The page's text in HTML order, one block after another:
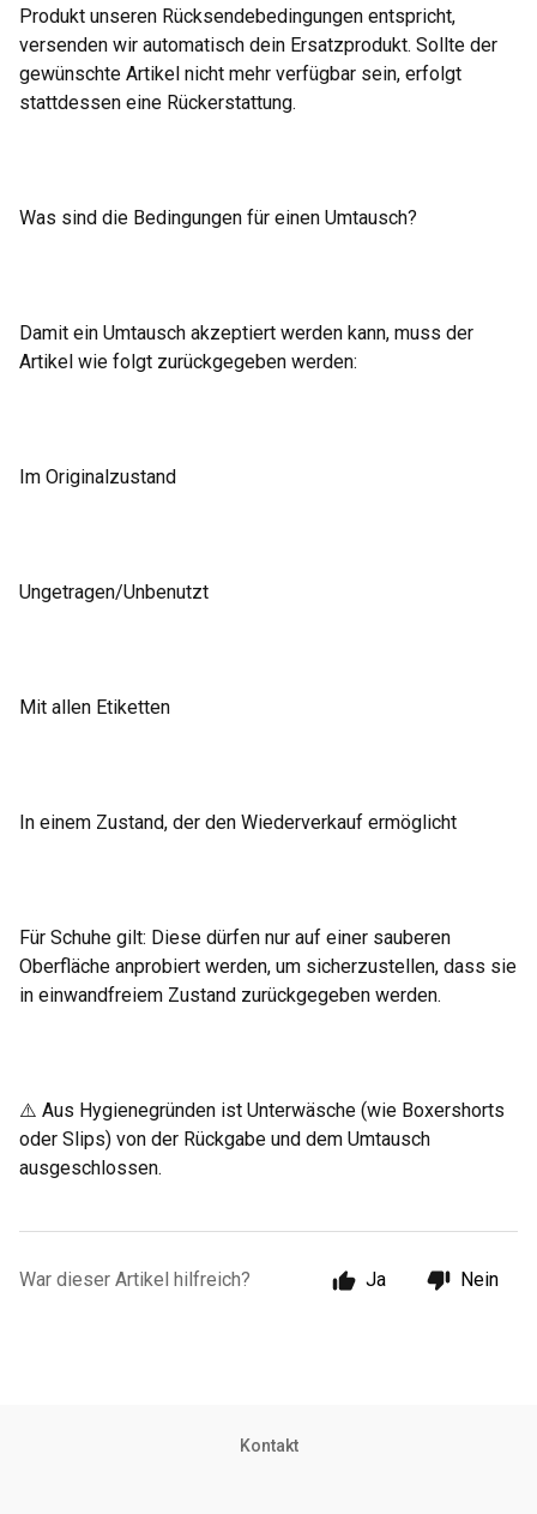
Produkt unseren Rücksendebedingungen entspricht,
versenden wir automatisch dein Ersatzprodukt. Sollte der
gewünschte Artikel nicht mehr verfügbar sein, erfolgt
stattdessen eine Rückerstattung.
Was sind die Bedingungen für einen Umtausch?
Damit ein Umtausch akzeptiert werden kann, muss der
Artikel wie folgt zurückgegeben werden:
Im Originalzustand
Ungetragen/Unbenutzt
Mit allen Etiketten
In einem Zustand, der den Wiederverkauf ermöglicht
Für Schuhe gilt: Diese dürfen nur auf einer sauberen
Oberfläche anprobiert werden, um sicherzustellen, dass sie
in einwandfreiem Zustand zurückgegeben werden.
⚠️ Aus Hygienegründen ist Unterwäsche (wie Boxershorts
oder Slips) von der Rückgabe und dem Umtausch
ausgeschlossen.
War dieser Artikel hilfreich? Ja Nein
Kontakt